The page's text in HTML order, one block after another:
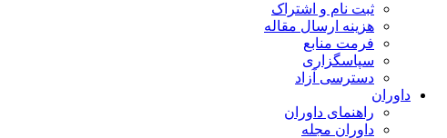
ثبت نام و اشتراک
هزینه ارسال مقاله
فرمت منابع
سپاسگزاری
دسترسی آزاد
داوران
راهنمای داوران
داوران مجله